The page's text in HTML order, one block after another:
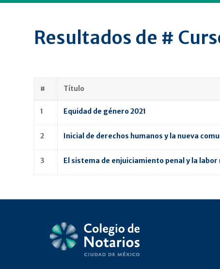
Resultados de #
# Título
1 Equidad de género 2021
2 Inicial de derechos humanos y la nueva
3 El sistema de enjuiciamiento penal y la labor